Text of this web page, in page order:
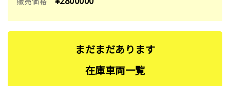
まだまだあります
在庫⾞両一覧